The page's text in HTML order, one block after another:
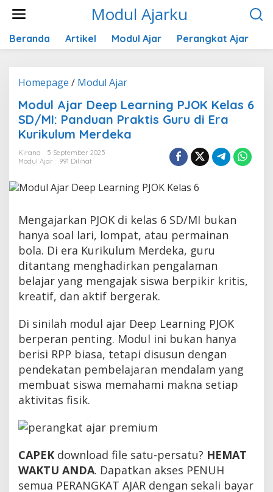
Modul Ajarku
Beranda Artikel Modul Ajar Perangkat Ajar
Homepage / Modul AjarModul
Deep
Learning
PJOK
Kelas
Praktis
di
Era
Kurikulum
Merdeka
Modul Ajar Deep Learning PJOK Kelas 6
SD/MI: Panduan Praktis Guru di Era
Kurikulum Merdeka
Kirana
5 September 2025
Modul Ajar
991 Dilihat
Mengajarkan PJOK di kelas 6 SD/MI bukan
hanya soal lari, lompat, atau permainan
bola. Di era Kurikulum Merdeka, guru
ditantang menghadirkan pengalaman
belajar yang mengajak siswa berpikir kritis,
kreatif, dan aktif bergerak.
Di sinilah modul ajar Deep Learning PJOK
berperan penting. Modul ini bukan hanya
berisi RPP biasa, tetapi disusun dengan
pendekatan pembelajaran mendalam yang
membuat siswa memahami makna setiap
aktivitas fisik.
CAPEK download file satu-persatu? HEMAT
WAKTU ANDA. Dapatkan akses PENUH
semua PERANGKAT AJAR dengan sekali bayar